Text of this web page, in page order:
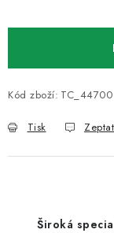
Kód zboží: TC_44700
Tisk
Široká